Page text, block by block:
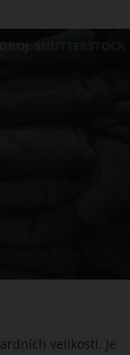
ZDROJ: SHUTTERSTOCK
velikostí. Je